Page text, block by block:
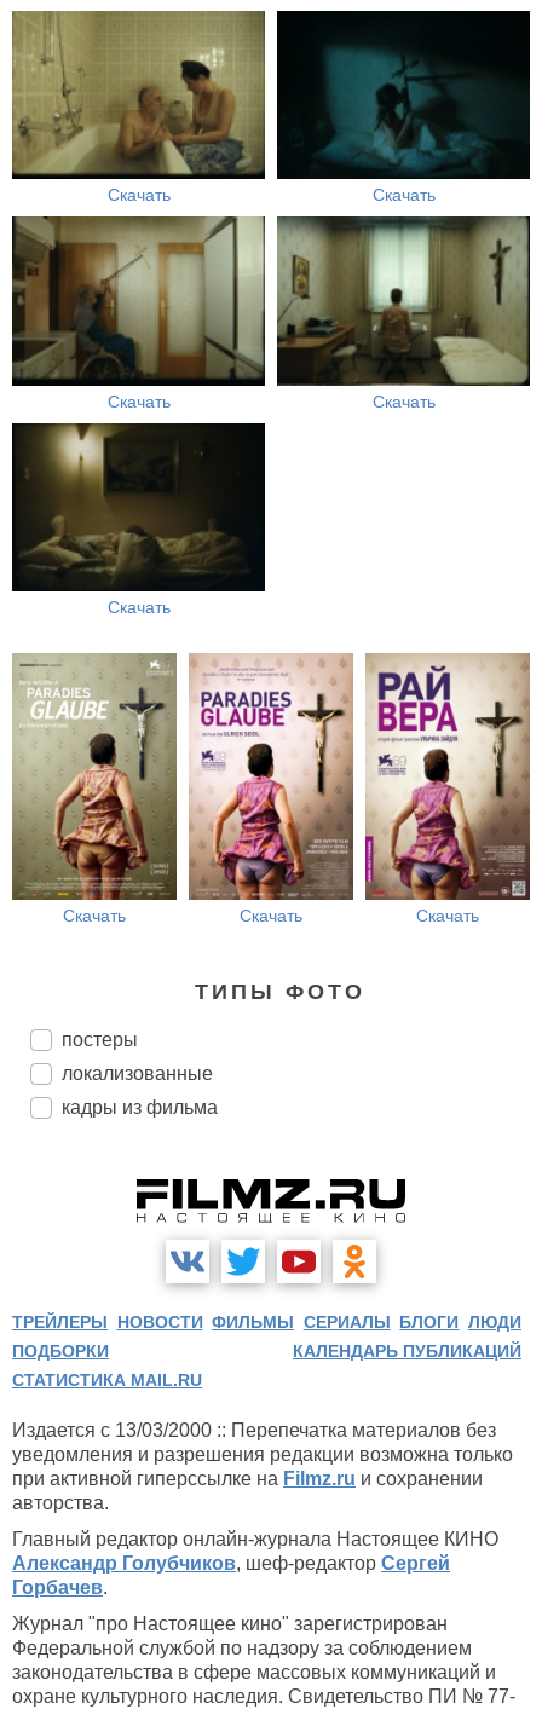
Скачать Скачать
Скачать Скачать
Скачать
Скачать Скачать Скачать
ТИПЫ ФОТО
постеры
локализованные
кадры из фильма
ТРЕЙЛЕРЫ НОВОСТИ ФИЛЬМЫ СЕРИАЛЫ БЛОГИ ЛЮДИ
ПОДБОРКИ
КАЛЕНДАРЬ ПУБЛИКАЦИЙ
СТАТИСТИКА MAIL.RU
Издается с 13/03/2000 :: Перепечатка материалов без
уведомления и разрешения редакции возможна только
при активной гиперссылке на Filmz.ru и сохранении
авторства.
Главный редактор онлайн-журнала Настоящее КИНО
Александр Голубчиков, шеф-редактор Сергей
Горбачев.
Журнал "про Настоящее кино" зарегистрирован
Федеральной службой по надзору за соблюдением
законодательства в сфере массовых коммуникаций и
охране культурного наследия. Свидетельство ПИ № 77-